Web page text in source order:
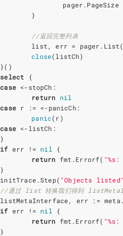
pager . PageSize
}
//返回完整列表
list , err = pager . List(
close(listCh)
}()
select
{
case <-stopCh :
return
nil
case
r := <-panicCh :
panic( r )
case <-listCh :
}
if err != nil
{
return
fmt . Errorf(
}
initTrace .Step( "Objects listed"
//通过 list 转换我们得到
listMetaInterface , err := meta .
if err != nil
{
return
fmt . Errorf(
}